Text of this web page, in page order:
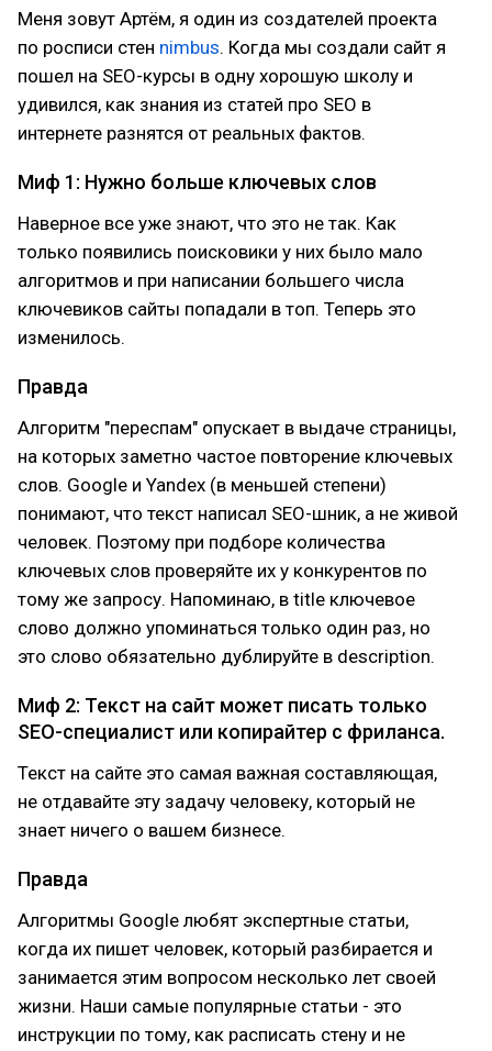
Меня зовут Артём, я один из создателей проекта
по росписи стен nimbus. Когда мы создали сайт я
пошел на SEO-курсы в одну хорошую школу и
удивился, как знания из статей про SEO в
интернете разнятся от реальных фактов.
Миф 1: Нужно больше ключевых слов
Наверное все уже знают, что это не так. Как
только появились поисковики у них было мало
алгоритмов и при написании большего числа
ключевиков сайты попадали в топ. Теперь это
изменилось.
Правда
Алгоритм "переспам" опускает в выдаче страницы,
на которых заметно частое повторение ключевых
слов. Google и Yandex (в меньшей степени)
понимают, что текст написал SEO-шник, а не живой
человек. Поэтому при подборе количества
ключевых слов проверяйте их у конкурентов по
тому же запросу. Напоминаю, в title ключевое
слово должно упоминаться только один раз, но
это слово обязательно дублируйте в description.
Миф 2: Текст на сайт может писать только
SEO-специалист или копирайтер с фриланса.
Текст на сайте это самая важная составляющая,
не отдавайте эту задачу человеку, который не
знает ничего о вашем бизнесе.
Правда
Алгоритмы Google любят экспертные статьи,
когда их пишет человек, который разбирается и
занимается этим вопросом несколько лет своей
жизни. Наши самые популярные статьи - это
инструкции по тому, как расписать стену и не